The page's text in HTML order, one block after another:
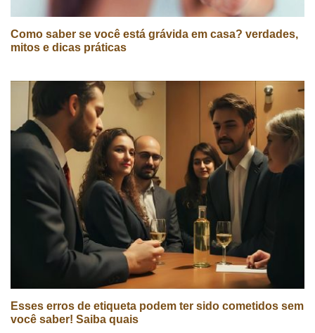
Como saber se você está grávida em casa? verdades,
mitos e dicas práticas
Esses erros de etiqueta podem ter sido cometidos sem
você saber! Saiba quais